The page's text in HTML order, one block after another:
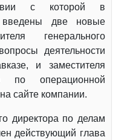
с которой в
введены две новые
генерального
деятельности
и заместителя
по операционной
сайте компании.
директора по делам
действующий глава